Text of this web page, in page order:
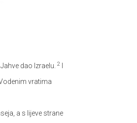
dao Izraelu. 2
vratima
a s lijeve strane